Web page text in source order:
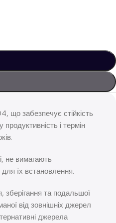
що забезпечує стійкість
і термін
не вимагають
їх встановлення.
зберігання та подальшої
від зовнішніх джерел
джерела